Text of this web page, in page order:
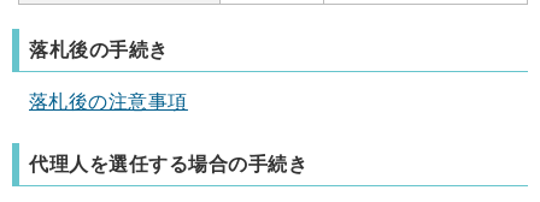
落札後の手続き
落札後の注意事項
代理人を選任する場合の手続き